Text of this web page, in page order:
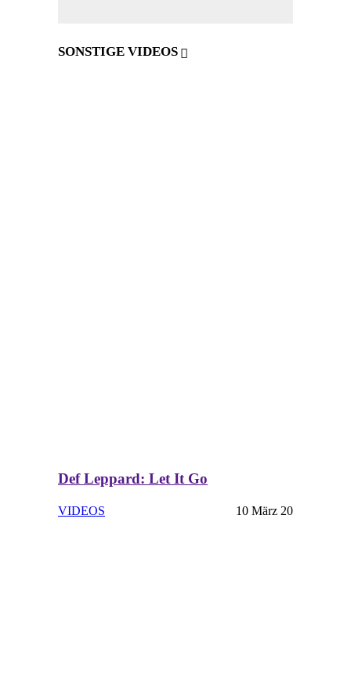
SONSTIGE VIDEOS
Def Leppard: Let It Go
VIDEOS 10 März 20